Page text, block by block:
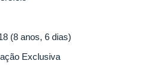
(8 anos, 6 dias)
Exclusiva